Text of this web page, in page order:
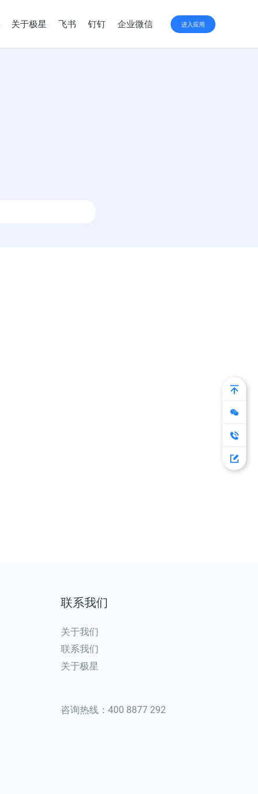
关于极星 飞书 钉钉 企业微信 进入应用
联系我们
关于我们
联系我们
关于极星
咨询热线：400 8877 292